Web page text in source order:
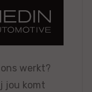
werkt?
jou komt